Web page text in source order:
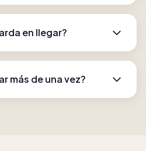
en llegar?
más de una vez?